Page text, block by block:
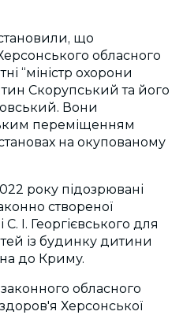
що
обласного
“міністр охорони
Скорупський та його
Вони
переміщенням
на окупованому
року підозрювані
створеної
І. Георгієвського для
із будинку дитини
до Криму.
обласного
Херсонської